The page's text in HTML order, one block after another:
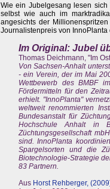
Wie ein Jubelgesang lesen
selbst wie auch im
angesichts der
Journalistenpreis von InnoPlanta
Im Original: Jubel
Thomas Deichmann, "Im
Von Sachsen-Anhalt
- ein Verein, der im Mai
Wettbewerb des BMBF
Fördermitteln für den
erhielt. "InnoPlanta"
weltweit renommierten
Bundesanstalt für
Hochschule Anhalt in
Züchtungsgesellschaft
sind. InnoPlanta
Spargelsorten und die
Biotechnologie-Strategie
83 Partnern.
Aus Horst Rehberger,